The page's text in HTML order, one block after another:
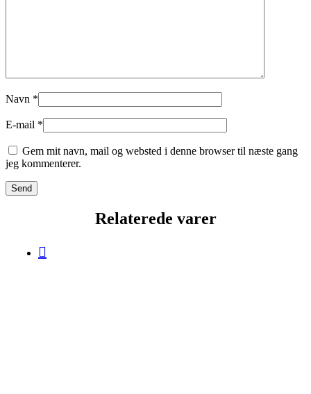
Navn *
E-mail *
Gem mit navn, mail og websted i denne browser til næste gang
jeg kommenterer.
Relaterede varer